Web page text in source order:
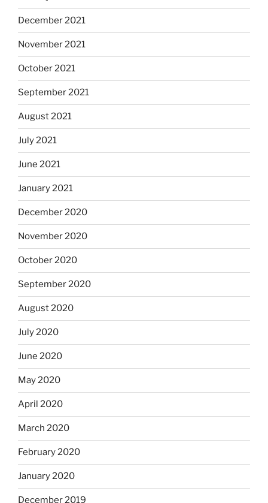
December 2021
November 2021
October 2021
September 2021
August 2021
July 2021
June 2021
January 2021
December 2020
November 2020
October 2020
September 2020
August 2020
July 2020
June 2020
May 2020
April 2020
March 2020
February 2020
January 2020
December 2019